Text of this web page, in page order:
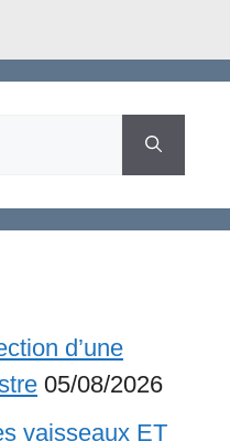
d’une
05/08/2026
vaisseaux ET